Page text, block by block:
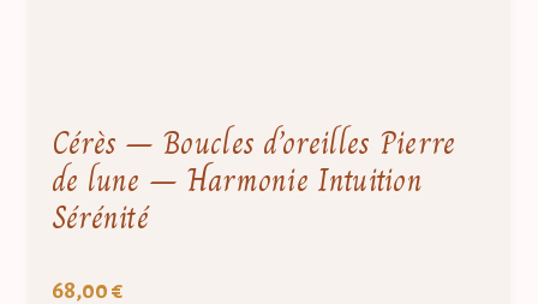
Presse
Cérès – Boucles d’oreilles Pierre
de lune – Harmonie Intuition
Sérénité
68,00 €